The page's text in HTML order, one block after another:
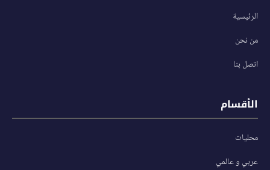
الرئيسية
من نحن
اتصل بنا
الأقسام
محليات
عربي و عالمي